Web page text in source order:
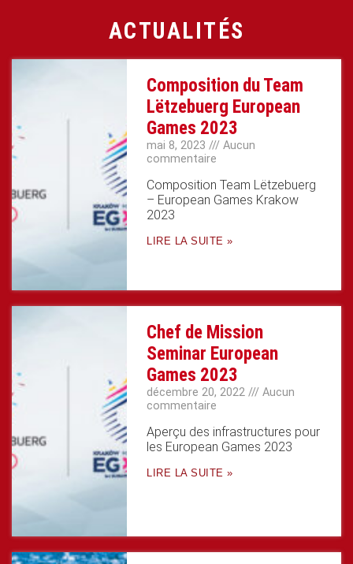
ACTUALITÉS
Composition du Team
Lëtzebuerg European
Games 2023
mai 8, 2023
Aucun
commentaire
Composition Team Lëtzebuerg
– European Games Krakow
2023
LIRE LA SUITE »
Chef de Mission
Seminar European
Games 2023
décembre 20, 2022
Aucun
commentaire
Aperçu des infrastructures pour
les European Games 2023
LIRE LA SUITE »